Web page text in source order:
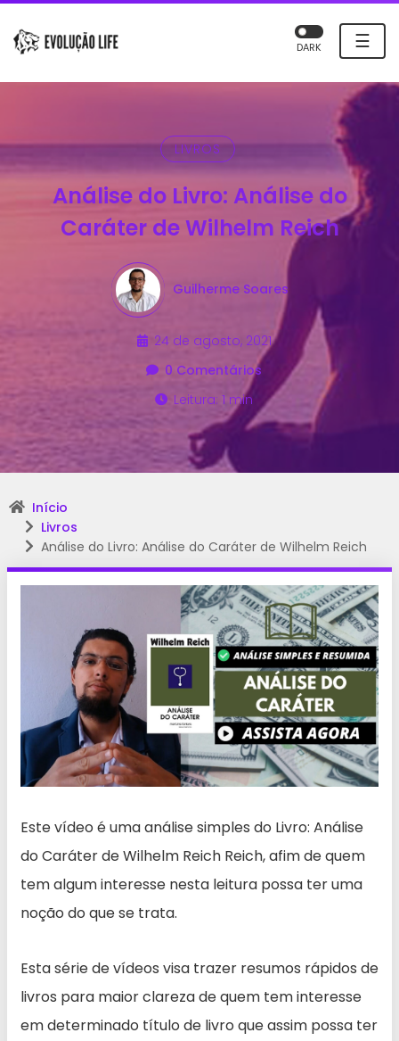
☰
DARK
LIVROS
Análise do Livro: Análise do
Caráter de Wilhelm Reich
Guilherme Soares
24 de agosto, 2021
0 Comentários
Leitura: 1 min
Início
Livros
Análise do Livro: Análise do Caráter de Wilhelm Reich
Este vídeo é uma análise simples do Livro: Análise
do Caráter de Wilhelm Reich Reich, afim de quem
tem algum interesse nesta leitura possa ter uma
noção do que se trata.
Esta série de vídeos visa trazer resumos rápidos de
livros para maior clareza de quem tem interesse
em determinado título de livro que assim possa ter